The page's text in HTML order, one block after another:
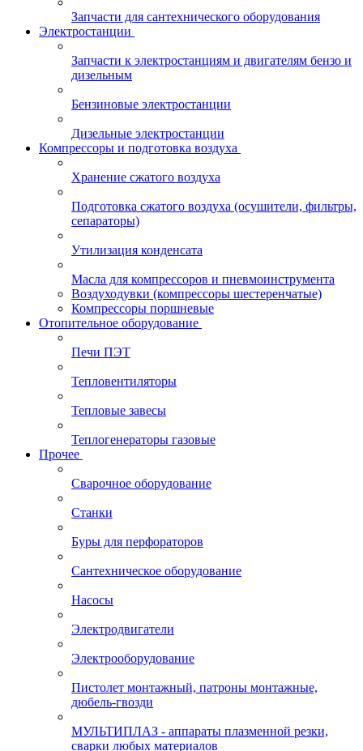
Запчасти для сантехнического оборудования
Электростанции
Запчасти к электростанциям и двигателям бензо и
дизельным
Бензиновые электростанции
Дизельные электростанции
Компрессоры и подготовка воздуха
Хранение сжатого воздуха
Подготовка сжатого воздуха (осушители, фильтры,
сепараторы)
Утилизация конденсата
Масла для компрессоров и пневмоинструмента
Воздуходувки (компрессоры шестеренчатые)
Компрессоры поршневые
Отопительное оборудование
Печи ПЭТ
Тепловентиляторы
Тепловые завесы
Теплогенераторы газовые
Прочее
Сварочное оборудование
Станки
Буры для перфораторов
Сантехническое оборудование
Насосы
Электродвигатели
Электрооборудование
Пистолет монтажный, патроны монтажные,
дюбель-гвозди
МУЛЬТИПЛАЗ - аппараты плазменной резки,
сварки любых материалов